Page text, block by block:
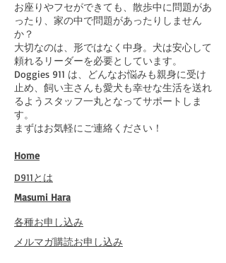
お座りやフセができても、散歩中に問題があ
ったり、家の中で問題があったりしません
か？
大切なのは、形ではなく中身。犬は安心して
頼れるリーダーを必要としています。
Doggies 911 は、どんなお悩みも親身に受け
止め、飼い主さんも愛犬も幸せな生活を送れ
るようスタッフ一丸となってサポートしま
す。
まずはお気軽にご連絡ください！
Home
​D911とは
​Masumi Hara
​各種お申し込み
​メルマガ購読お申し込み